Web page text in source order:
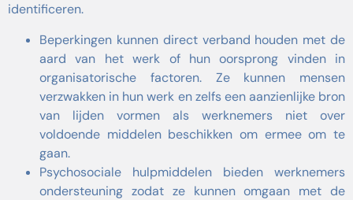
identificeren.
Beperkingen kunnen direct verband houden met de
aard van het werk of hun oorsprong vinden in
organisatorische factoren. Ze kunnen mensen
verzwakken in hun werk en zelfs een aanzienlijke bron
van lijden vormen als werknemers niet over
voldoende middelen beschikken om ermee om te
gaan.
Psychosociale hulpmiddelen bieden werknemers
ondersteuning zodat ze kunnen omgaan met de